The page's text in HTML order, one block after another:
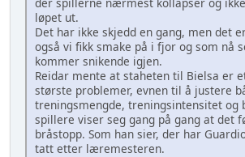
løpet ut.
Det har ikke skjedd en gang, men det
også vi fikk smake på i fjor og som nå
kommer snikende igjen.
Reidar mente at staheten til Bielsa er
største problemer, evnen til å justere
treningsmengde, treningsintensitet og
spillere viser seg gang på gang at det
bråstopp. Som han sier, der har
tatt etter læremesteren.